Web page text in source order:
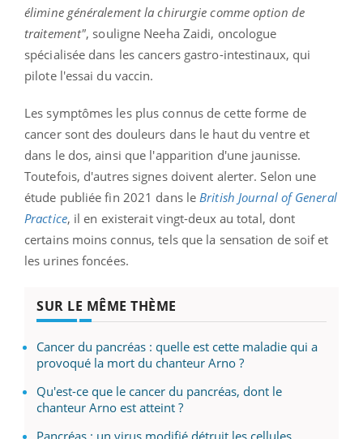
élimine généralement la chirurgie comme option de
traitement", souligne Neeha Zaidi, oncologue
spécialisée dans les cancers gastro-intestinaux, qui
pilote l'essai du vaccin.
Les symptômes les plus connus de cette forme de
cancer sont des douleurs dans le haut du ventre et
dans le dos, ainsi que l'apparition d'une jaunisse.
Toutefois, d'autres signes doivent alerter. Selon une
étude publiée fin 2021 dans leBritish Journal of General
Practice, il en existerait vingt-deux au total, dont
certains moins connus, tels que la sensation de soif et
les urines foncées.
SUR LE MÊME THÈME
Cancer du pancréas : quelle est cette maladie qui a
provoqué la mort du chanteur Arno ?
Qu'est-ce que le cancer du pancréas, dont le
chanteur Arno est atteint ?